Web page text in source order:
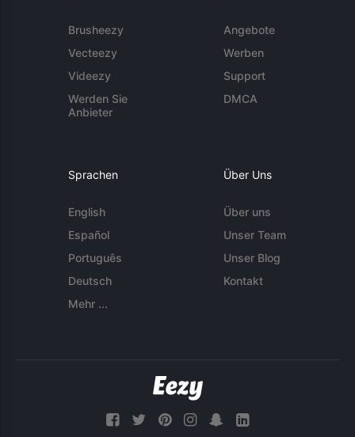
Brusheezy
Vecteezy
Videezy
Werden Sie
Anbieter
Angebote
Werben
Support
DMCA
Sprachen
English
Español
Português
Deutsch
Mehr ...
Über Uns
Über uns
Unser Team
Unser Blog
Kontakt